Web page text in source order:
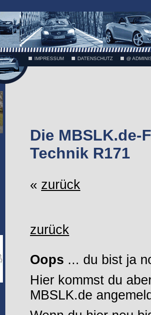
IMPRESSUM DATENSCHUTZ @
Die MBSLK.de-
Technik R171
« zurück
zurück
Oops ... du bist ja
Hier kommst du
MBSLK.de